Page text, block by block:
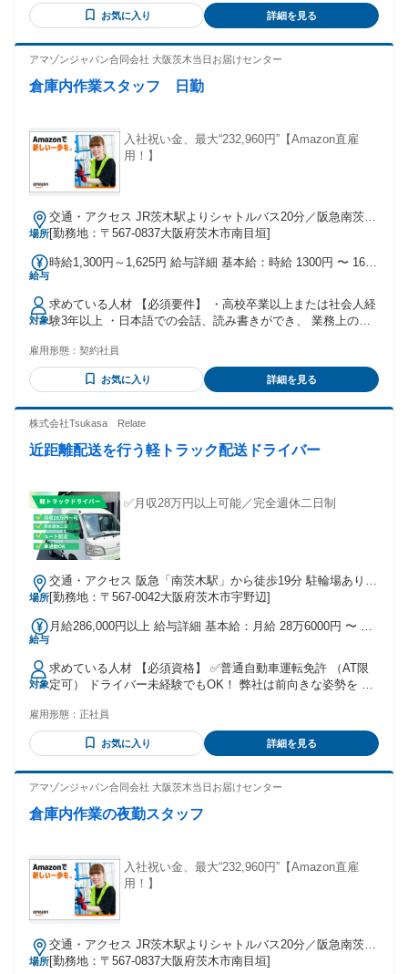
続けたい方 ・正社員として安定した生活を手にしたい方 ・待
遇の良いところで働きたい方 ・将来も安心できるところで働
お気に入り 詳細を見る
アマゾンジャパン合同会社 大阪茨木当日お届けセンター
倉庫内作業スタッフ 日勤
入社祝い金、最大“232,960円”【Amazon直雇
用！】
場所
交通・アクセス JR茨木駅よりシャトルバス20分／阪急南茨木
駅よりシャトルバス25分
[勤務地：〒567-0837大阪府茨木市南目垣]
給与
時給1,300円～1,625円 給与詳細 基本給：時給 1300円 〜 1625
対象
求めている人材 【必須要件】 ・高校卒業以上または社会人経
験3年以上 ・日本語での会話、読み書きができ、 業務上の指
機器操作ができる （業務で専用端末を使用するため） ※在留
資格に基づく就労時間・就労範囲の 制限により勤務条件を満
たせない場合は、 ご応募いただけません。 ＼こんな方も活躍
庫内作業の 経験がある方 ・Amazonで働いてみたい方 ・キャ
らしく働きたい 商品検品、仕分けやピッキングなどの 倉庫内
他、 工場での製造経験（梱包・包装・組立・加工 など）や、
簡単なライン作業の経験がある方 も経験を活かして働いてい
ます。
雇用形態： 契約社員
お気に入り 詳細を見る
株式会社Tsukasa Relate
近距離配送を行う軽トラック配送ドライバー
✅月収28万円以上可能／完全週休二日制
場所
交通・アクセス 阪急「南茨木駅」から徒歩19分 駐輪場あり！
車・バイク・自転車通勤OK
[勤務地：〒567-0042大阪府茨木市宇野辺]
給与
月給286,000円以上 給与詳細 基本給：月給 28万6000円 〜 固
皆勤・家族手当金額：なし 全員に一律で支払われるその他手
当金額：なし 上記日給には固定残業代 （2時間）：3,096円含
む ※給与は経験などに応じて変動
対象
求めている人材 【必須資格】 ✅普通⾃動⾞運転免許 （AT限
定可） ドライバー未経験でもOK！ 弊社は前向きな姿勢を ⼀
経験が浅い方でも前向きに 頑張れる⽅であれば⼤歓迎です︕
雇用形態： 正社員
お気に入り 詳細を見る
アマゾンジャパン合同会社 大阪茨木当日お届けセンター
倉庫内作業の夜勤スタッフ
入社祝い金、最大“232,960円”【Amazon直雇
用！】
場所
交通・アクセス JR茨木駅よりシャトルバス20分／阪急南茨木
駅よりシャトルバス25分
[勤務地：〒567-0837大阪府茨木市南目垣]